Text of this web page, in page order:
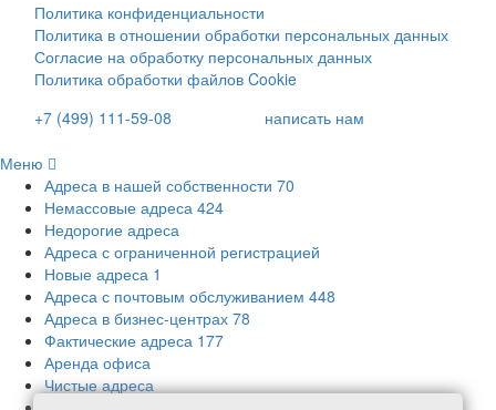
Политика конфиденциальности
Политика в отношении обработки персональных данных
Согласие на обработку персональных данных
Политика обработки файлов Cookie
+7 (499) 111-59-08
написать нам
Меню
Адреса в нашей собственности 70
Немассовые адреса 424
Недорогие адреса
Адреса с ограниченной регистрацией
Новые адреса 1
Адреса с почтовым обслуживанием 448
Адреса в бизнес-центрах 78
Фактические адреса 177
Аренда офиса
Чистые адреса